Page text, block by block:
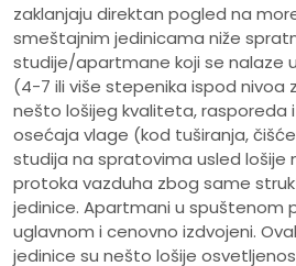
zaklanjaju direktan pogled na
smeštajnim jedinicama niže
studije/apartmane koji se nalaze
(4-7 ili više stepenika ispod nivoa
nešto lošijeg kvaliteta, rasporeda
osećaja vlage (kod tuširanja,
studija na spratovima usled
protoka vazduha zbog same
jedinice. Apartmani u spuštenom
uglavnom i cenovno izdvojeni.
jedinice su nešto lošije